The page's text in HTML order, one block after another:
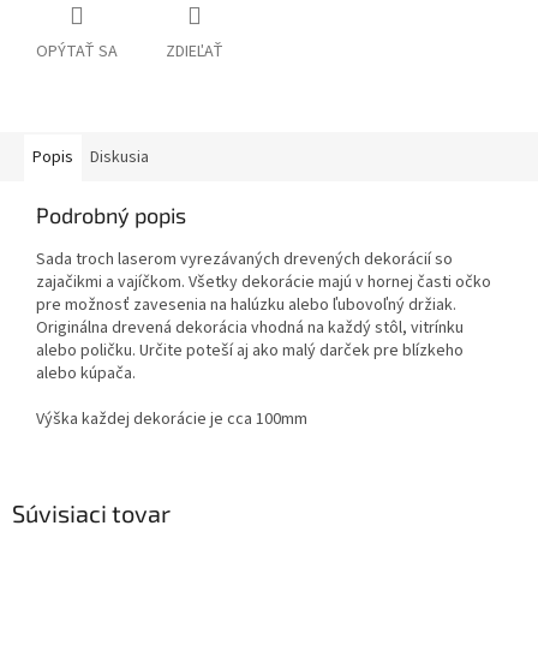
OPÝTAŤ SA ZDIEĽAŤ
Popis Diskusia
Podrobný popis
Sada troch laserom vyrezávaných drevených dekorácií so
zajačikmi a vajíčkom. Všetky dekorácie majú v hornej časti očko
pre možnosť zavesenia na halúzku alebo ľubovoľný držiak.
Originálna drevená dekorácia vhodná na každý stôl, vitrínku
alebo poličku. Určite poteší aj ako malý darček pre blízkeho
alebo kúpača.
Výška každej dekorácie je cca 100mm
Súvisiaci tovar